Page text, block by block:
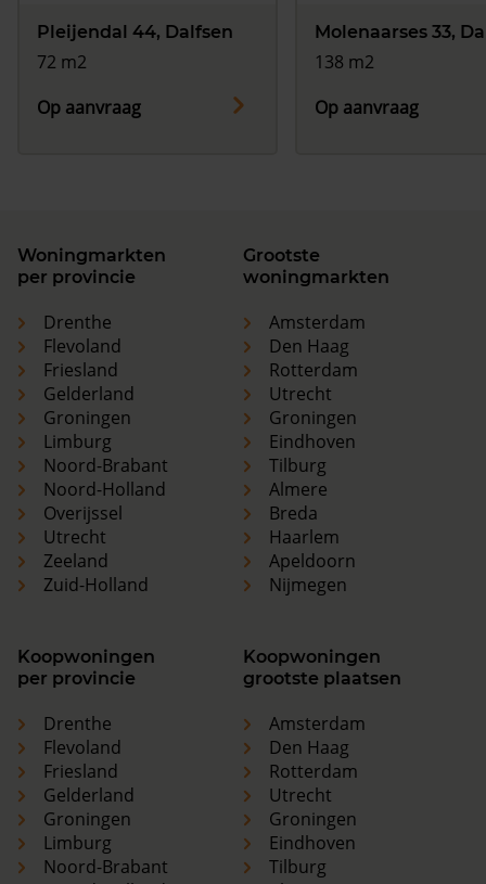
Pleijendal 44, Dalfsen
72 m2
Op aanvraag
Molenaarses 33,
138 m2
Op aanvraag
Woningmarkten
per provincie
Drenthe
Flevoland
Friesland
Gelderland
Groningen
Limburg
Noord-Brabant
Noord-Holland
Overijssel
Utrecht
Zeeland
Zuid-Holland
Grootste
woningmarkten
Amsterdam
Den Haag
Rotterdam
Utrecht
Groningen
Eindhoven
Tilburg
Almere
Breda
Haarlem
Apeldoorn
Nijmegen
Koopwoningen
per provincie
Drenthe
Flevoland
Friesland
Gelderland
Groningen
Limburg
Noord-Brabant
Koopwoningen
grootste plaatsen
Amsterdam
Den Haag
Rotterdam
Utrecht
Groningen
Eindhoven
Tilburg